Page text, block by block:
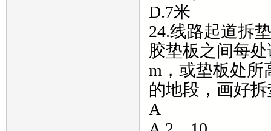
D.7米
24.线路起道拆
胶垫板之间每
m，或垫板处所
的地段，画好
A